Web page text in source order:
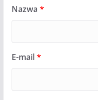
Nazwa *
E-mail*